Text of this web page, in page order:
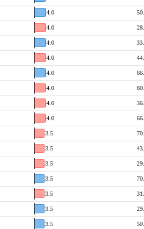
4.0
4.0
4.0
4.0
4.0
4.0
4.0
4.0
3.5
3.5
3.5
3.5
3.5
3.5
3.5